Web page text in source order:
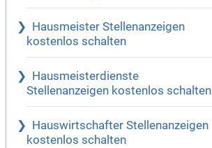
Hausmeister Stellenanzeigen
kostenlos schalten
Hausmeisterdienste
Stellenanzeigen kostenlos schalten
Hauswirtschafter Stellenanzeigen
kostenlos schalten